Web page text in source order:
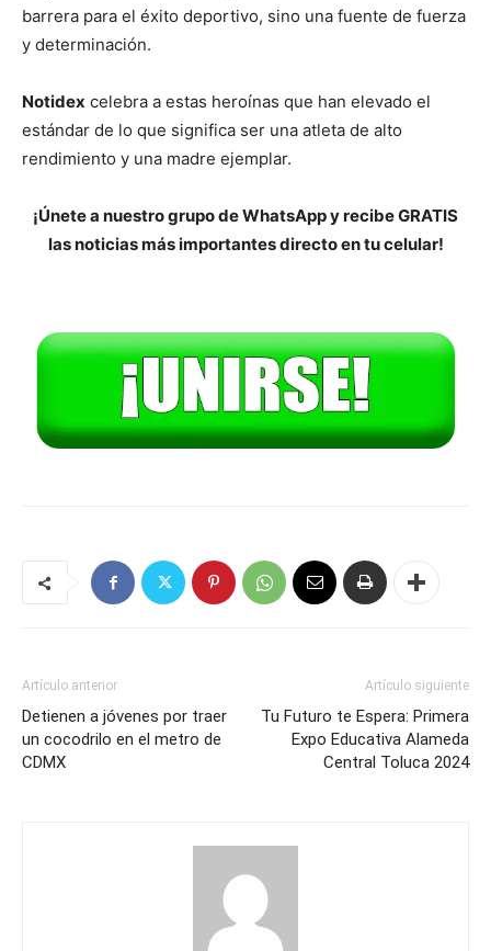
barrera para el éxito deportivo, sino una fuente de fuerza
y determinación.
Notidex celebra a estas heroínas que han elevado el
estándar de lo que significa ser una atleta de alto
rendimiento y una madre ejemplar.
¡Únete a nuestro grupo de WhatsApp y recibe GRATIS
las noticias más importantes directo en tu celular!
Artículo anterior
Detienen a jóvenes por traer
un cocodrilo en el metro de
CDMX
Artículo siguiente
Tu Futuro te Espera: Primera
Expo Educativa Alameda
Central Toluca 2024